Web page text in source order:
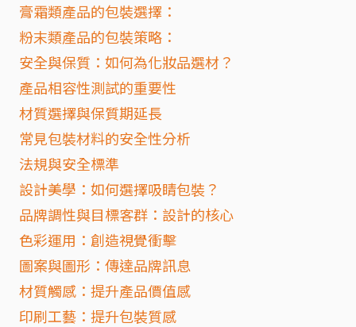
膏霜類產品的包裝選擇：
粉末類產品的包裝策略：
安全與保質：如何為化妝品選材？
產品相容性測試的重要性
材質選擇與保質期延長
常見包裝材料的安全性分析
法規與安全標準
設計美學：如何選擇吸睛包裝？
品牌調性與目標客群：設計的核心
色彩運用：創造視覺衝擊
圖案與圖形：傳達品牌訊息
材質觸感：提升產品價值感
印刷工藝：提升包裝質感